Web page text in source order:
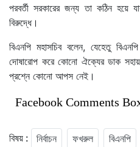
পরবর্তী সরকারের জন্য তা কঠিন হয়ে
বিরুদ্ধে।
বিএনপি মহাসচিব বলেন, যেহেতু
দোষারোপ করে কোনো ঐক্যের ডাক
প্রশ্নে কোনো আপস নেই।
Facebook Comments
বিষয় : নির্বাচন ফখরুল বিএনপি